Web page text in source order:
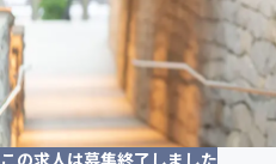
この求人は募集終了しました